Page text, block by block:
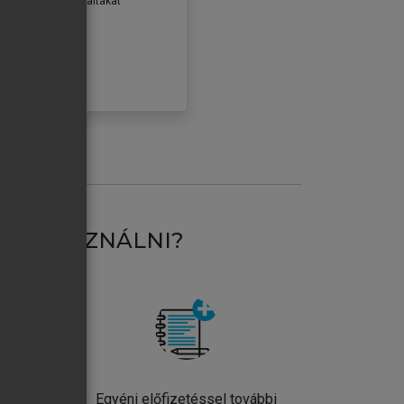
HASZNÁLNI?
Egyéni előfizetéssel további